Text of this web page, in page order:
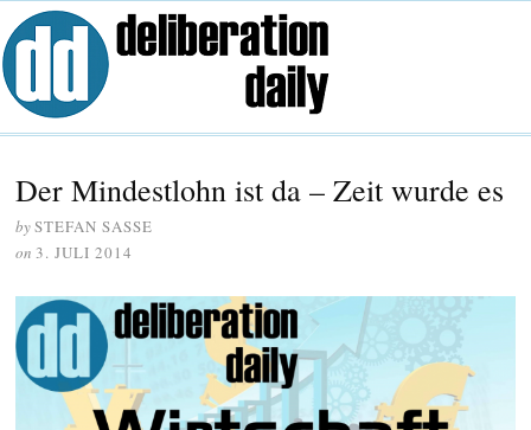
Der Mindestlohn ist da – Zeit wurde es
bySTEFAN SASSE
on 3. JULI 2014